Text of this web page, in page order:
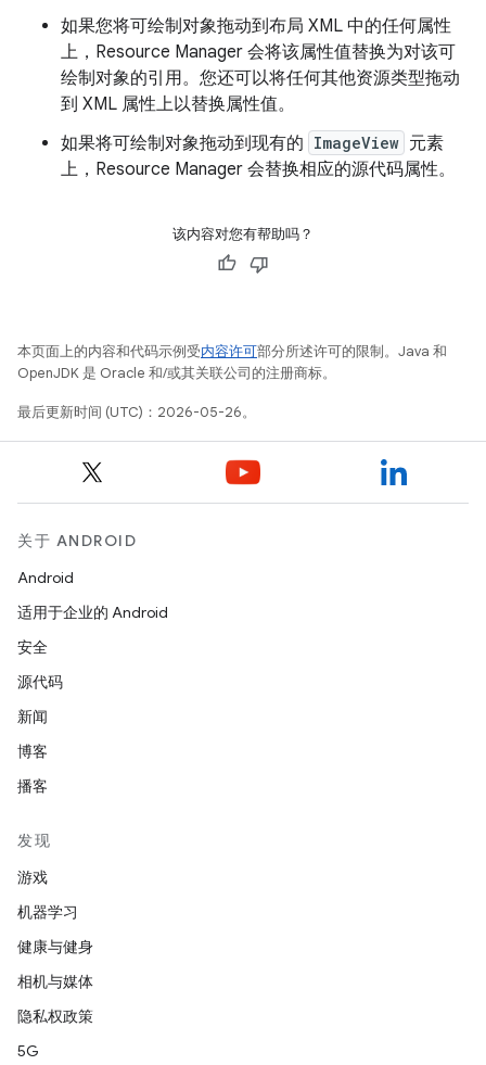
如果您将可绘制对象拖动到布局 XML 中的任何属性
上，Resource Manager 会将该属性值替换为对该可
绘制对象的引用。您还可以将任何其他资源类型拖动
到 XML 属性上以替换属性值。
如果将可绘制对象拖动到现有的 ImageView 元素
上，Resource Manager 会替换相应的源代码属性。
该内容对您有帮助吗？
本页面上的内容和代码示例受内容许可部分所述许可的限制。Java 和
OpenJDK 是 Oracle 和/或其关联公司的注册商标。
最后更新时间 (UTC)：2026-05-26。
关于 ANDROID
Android
适用于企业的 Android
安全
源代码
新闻
博客
播客
发现
游戏
机器学习
健康与健身
相机与媒体
隐私权政策
5G